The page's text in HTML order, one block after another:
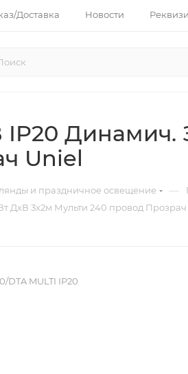
Доставка Новости
IP20 Динамич.
Uniel
и праздничное освещение —
ДхВ 3х2м Мульти 240 провод
DTA MULTI IP20